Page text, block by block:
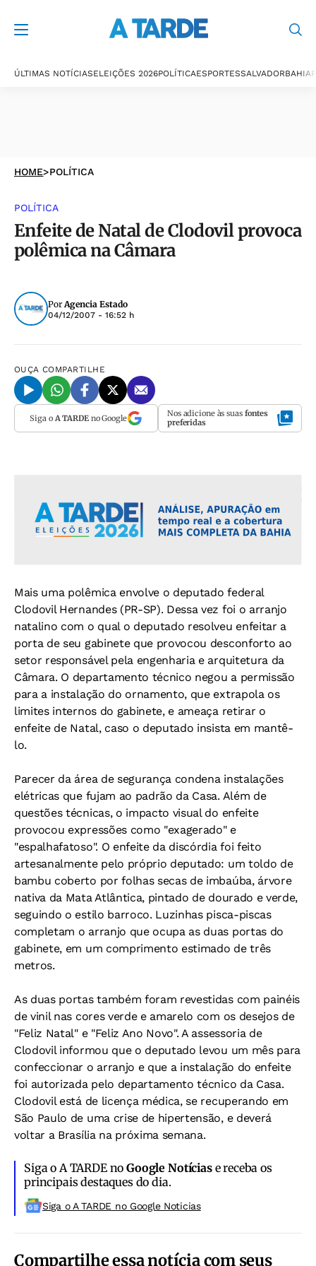
ÚLTIMAS NOTÍCIASELEIÇÕES 2026POLÍTICAESPORTESSALVADORBAHIA
HOME>POLÍTICA
POLÍTICA
Enfeite de Natal de Clodovil provoca
polêmica na Câmara
PorAgencia Estado
04/12/2007 - 16:52 h
OUÇA COMPARTILHE
Siga o A TARDEno Google Nos adicione às suas fontes
preferidas
Mais uma polêmica envolve o deputado federal
Clodovil Hernandes (PR-SP). Dessa vez foi o arranjo
natalino com o qual o deputado resolveu enfeitar a
porta de seu gabinete que provocou desconforto ao
setor responsável pela engenharia e arquitetura da
Câmara. O departamento técnico negou a permissão
para a instalação do ornamento, que extrapola os
limites internos do gabinete, e ameaça retirar o
enfeite de Natal, caso o deputado insista em mantê-
lo.
Parecer da área de segurança condena instalações
elétricas que fujam ao padrão da Casa. Além de
questões técnicas, o impacto visual do enfeite
provocou expressões como "exagerado" e
"espalhafatoso". O enfeite da discórdia foi feito
artesanalmente pelo próprio deputado: um toldo de
bambu coberto por folhas secas de imbaúba, árvore
nativa da Mata Atlântica, pintado de dourado e verde,
seguindo o estilo barroco. Luzinhas pisca-piscas
completam o arranjo que ocupa as duas portas do
gabinete, em um comprimento estimado de três
metros.
As duas portas também foram revestidas com painéis
de vinil nas cores verde e amarelo com os desejos de
"Feliz Natal" e "Feliz Ano Novo". A assessoria de
Clodovil informou que o deputado levou um mês para
confeccionar o arranjo e que a instalação do enfeite
foi autorizada pelo departamento técnico da Casa.
Clodovil está de licença médica, se recuperando em
São Paulo de uma crise de hipertensão, e deverá
voltar a Brasília na próxima semana.
Siga o A TARDE noGoogle Notíciase receba os
principais destaques do dia.
Siga o A TARDE no Google Noticias
Compartilhe essa notícia com seus